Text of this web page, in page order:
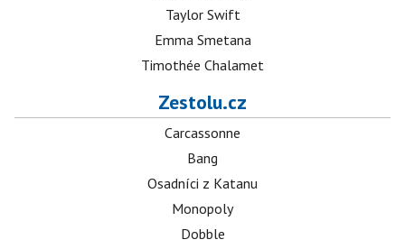
Taylor Swift
Emma Smetana
Timothée Chalamet
Zestolu.cz
Carcassonne
Bang
Osadníci z Katanu
Monopoly
Dobble